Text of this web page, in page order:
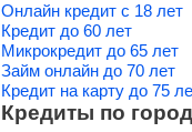
Онлайн кредит с 18 лет
Кредит до 60 лет
Микрокредит до 65 лет
Займ онлайн до 70 лет
Кредит на карту до 75
Кредиты по